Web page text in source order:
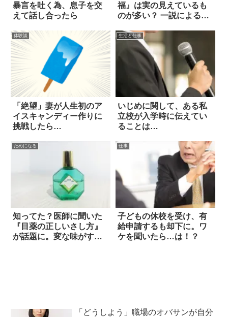
暴言を吐く為、息子を交
えて話し合ったら
福』は実の見えているも
のが多い？ 一説による
体験談
「絶望」妻が人生初のア
イスキャンディー作りに
挑戦したら…
生活と仕事
いじめに関して、ある私
立校が入学時に伝えてい
ることは…
ためになる
知ってた？医師に聞いた
『目薬の正しいさし方』
が話題に。変な味がする
仕事
子どもの休校を受け、有
給申請するも却下に。ワ
ケを聞いたら…は！？
「どうしよう」職場のオバサンが自分